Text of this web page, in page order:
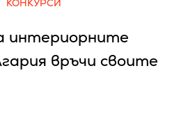
КОНКУРСИ
интериорните
връчи своите